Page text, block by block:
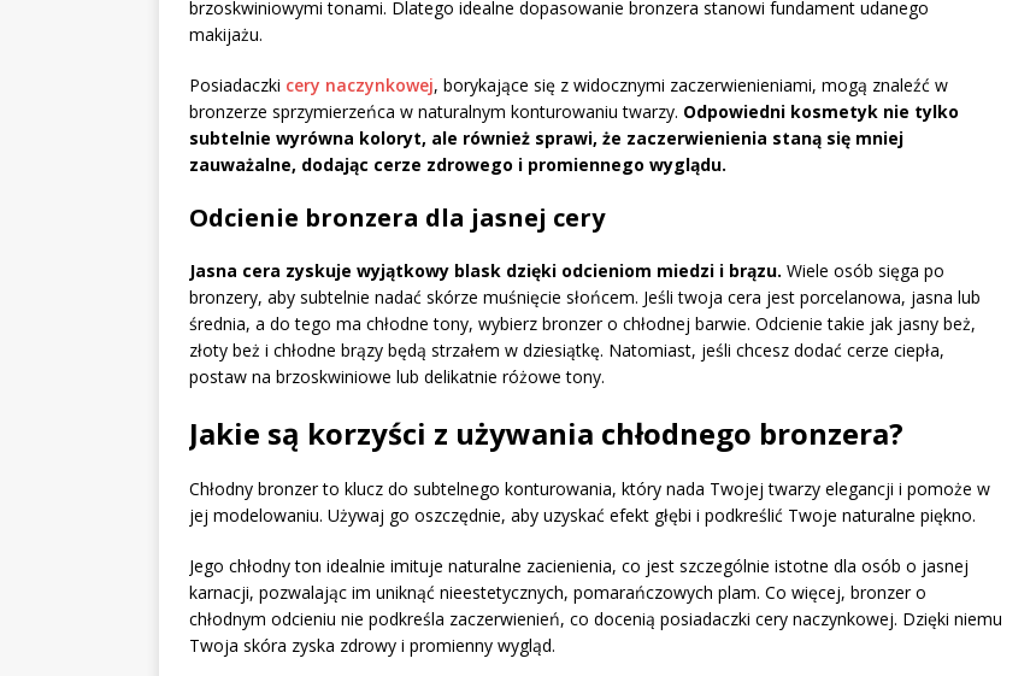
brzoskwiniowymi tonami. Dlatego idealne dopasowanie bronzera stanowi fundament udanego
makijażu.
Posiadaczki cery naczynkowej, borykające się z widocznymi zaczerwienieniami, mogą znaleźć w
bronzerze sprzymierzeńca w naturalnym konturowaniu twarzy. Odpowiedni kosmetyk nie tylko
subtelnie wyrówna koloryt, ale również sprawi, że zaczerwienienia staną się mniej
zauważalne, dodając cerze zdrowego i promiennego wyglądu.
Odcienie bronzera dla jasnej cery
Jasna cera zyskuje wyjątkowy blask dzięki odcieniom miedzi i brązu. Wiele osób sięga po
bronzery, aby subtelnie nadać skórze muśnięcie słońcem. Jeśli twoja cera jest porcelanowa, jasna lub
średnia, a do tego ma chłodne tony, wybierz bronzer o chłodnej barwie. Odcienie takie jak jasny beż,
złoty beż i chłodne brązy będą strzałem w dziesiątkę. Natomiast, jeśli chcesz dodać cerze ciepła,
postaw na brzoskwiniowe lub delikatnie różowe tony.
Jakie są korzyści z używania chłodnego bronzera?
Chłodny bronzer to klucz do subtelnego konturowania, który nada Twojej twarzy elegancji i pomoże w
jej modelowaniu. Używaj go oszczędnie, aby uzyskać efekt głębi i podkreślić Twoje naturalne piękno.
Jego chłodny ton idealnie imituje naturalne zacienienia, co jest szczególnie istotne dla osób o jasnej
karnacji, pozwalając im uniknąć nieestetycznych, pomarańczowych plam. Co więcej, bronzer o
chłodnym odcieniu nie podkreśla zaczerwienień, co docenią posiadaczki cery naczynkowej. Dzięki niemu
Twoja skóra zyska zdrowy i promienny wygląd.